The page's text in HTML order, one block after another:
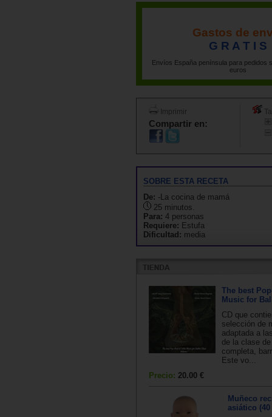
Gastos de
G R A T I S
Envíos España península para pedidos
euros
Imprimir
Compartir en:
SOBRE ESTA RECETA
De: -La cocina de mamá
25 minutos.
Para: 4 personas
Requiere: Estufa
Dificultad: media
The best
Music for
CD que
selección de
adaptada a
de la clase
completa,
Este vo...
Precio: 20.00 €
Muñeco
asiático (40